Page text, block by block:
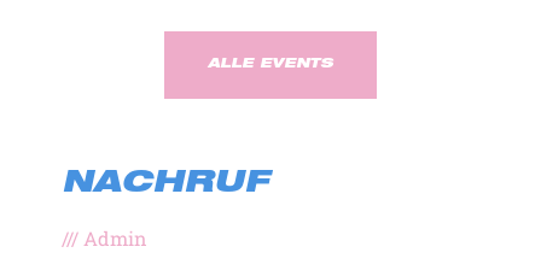
ALLE EVENTS
NACHRUF
///Admin